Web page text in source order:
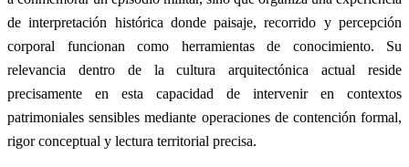
de interpretación histórica donde paisaje, recorrido y percepción
corporal funcionan como herramientas de conocimiento. Su
relevancia dentro de la cultura arquitectónica actual reside
precisamente en esta capacidad de intervenir en contextos
patrimoniales sensibles mediante operaciones de contención formal,
rigor conceptual y lectura territorial precisa.